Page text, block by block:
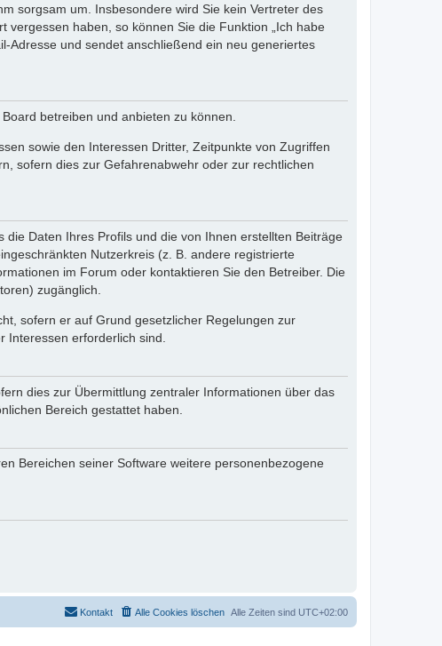
sorgsam um. Insbesondere wird Sie kein Vertreter des
haben, so können Sie die Funktion „Ich habe
Adresse und sendet anschließend ein neu generiertes
betreiben und anbieten zu können.
sowie den Interessen Dritter, Zeitpunkte von Zugriffen
sofern dies zur Gefahrenabwehr oder zur rechtlichen
Daten Ihres Profils und die von Ihnen erstellten Beiträge
Nutzerkreis (z. B. andere registrierte
im Forum oder kontaktieren Sie den Betreiber. Die
zugänglich.
sofern er auf Grund gesetzlicher Regelungen zur
erforderlich sind.
dies zur Übermittlung zentraler Informationen über das
Bereich gestattet haben.
Bereichen seiner Software weitere personenbezogene
Alle Zeiten sind UTC+02:00
Alle Cookies löschen
Kontakt